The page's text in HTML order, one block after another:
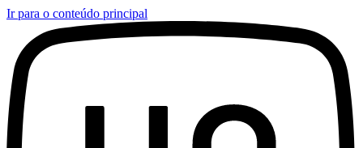
Ir para o conteúdo principal